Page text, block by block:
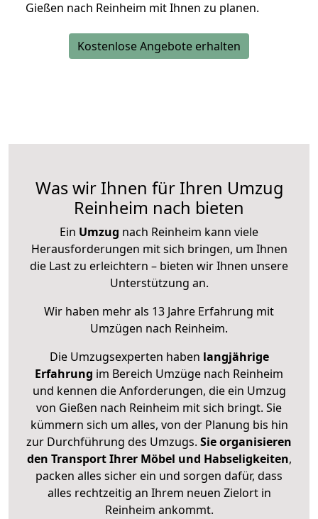
Gießen nach Reinheim mit Ihnen zu planen.
Kostenlose Angebote erhalten
Was wir Ihnen für Ihren Umzug
Reinheim nach bieten
Ein Umzug nach Reinheim kann viele
Herausforderungen mit sich bringen, um Ihnen
die Last zu erleichtern – bieten wir Ihnen unsere
Unterstützung an.
Wir haben mehr als 13 Jahre Erfahrung mit
Umzügen nach Reinheim.
Die Umzugsexperten haben langjährige
Erfahrung im Bereich Umzüge nach Reinheim
und kennen die Anforderungen, die ein Umzug
von Gießen nach Reinheim mit sich bringt. Sie
kümmern sich um alles, von der Planung bis hin
zur Durchführung des Umzugs. Sie organisieren
den Transport Ihrer Möbel und Habseligkeiten,
packen alles sicher ein und sorgen dafür, dass
alles rechtzeitig an Ihrem neuen Zielort in
Reinheim ankommt.